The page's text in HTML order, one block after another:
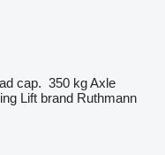
cap. 350 kgAxle
Lift brand Ruthmann